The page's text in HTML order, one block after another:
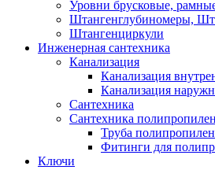
Уровни брусковые,
Штангенглубиномеры,
Штангенциркули
Инженерная сантехника
Канализация
Канализация
Канализация
Сантехника
Сантехника
Труба
Фитинги для
Ключи